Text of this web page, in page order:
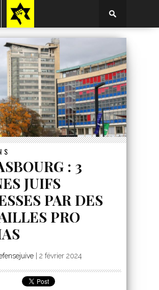
: 3
JUIFS
PAR DES
PRO
2 février 2024